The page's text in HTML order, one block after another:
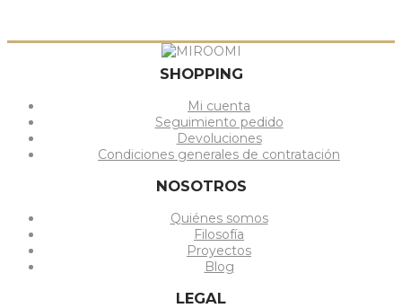
SHOPPING
Mi cuenta
Seguimiento pedido
Devoluciones
Condiciones generales de contratación
NOSOTROS
Quiénes somos
Filosofía
Proyectos
Blog
LEGAL